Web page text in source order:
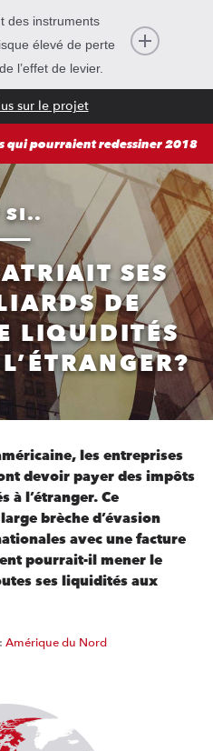
des instruments
élevé de perte
l’effet de levier.
qui pourraient redessiner 2018
sur le projet
SI..
SES
DE
LIQUIDITÉS
les entreprises
devoir payer des impôts
à l’étranger. Ce
brèche d’évasion
avec une facture
pourrait-il mener le
ses liquidités aux
Amérique du Nord